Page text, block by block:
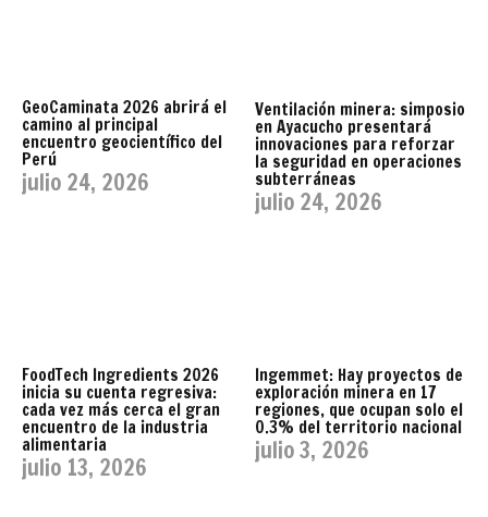
GeoCaminata 2026 abrirá el
camino al principal
encuentro geocientífico del
Perú
julio 24, 2026
Ventilación minera: simposio
en Ayacucho presentará
innovaciones para reforzar
la seguridad en operaciones
subterráneas
julio 24, 2026
FoodTech Ingredients 2026
inicia su cuenta regresiva:
cada vez más cerca el gran
encuentro de la industria
alimentaria
julio 13, 2026
Ingemmet: Hay proyectos de
exploración minera en 17
regiones, que ocupan solo el
0.3% del territorio nacional
julio 3, 2026